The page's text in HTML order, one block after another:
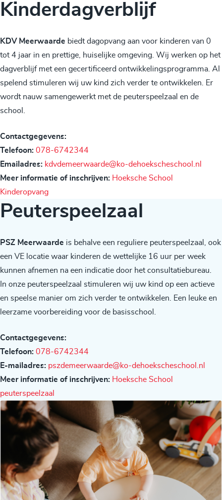
Kinderdagverblijf
KDV Meerwaarde biedt dagopvang aan voor kinderen van 0
tot 4 jaar in en prettige, huiselijke omgeving. Wij werken op het
dagverblijf met een gecertificeerd ontwikkelingsprogramma. Al
spelend stimuleren wij uw kind zich verder te ontwikkelen. Er
wordt nauw samengewerkt met de peuterspeelzaal en de
school.
Contactgegevens:
Telefoon: 078-6742344
Emailadres: kdvdemeerwaarde@ko-dehoekscheschool.nl
Meer informatie of inschrijven: Hoeksche School
Kinderopvang
Peuterspeelzaal
PSZ Meerwaarde is behalve een reguliere peuterspeelzaal, ook
een VE locatie waar kinderen de wettelijke 16 uur per week
kunnen afnemen na een indicatie door het consultatiebureau.
In onze peuterspeelzaal stimuleren wij uw kind op een actieve
en speelse manier om zich verder te ontwikkelen. Een leuke en
leerzame voorbereiding voor de basisschool.
Contactgegevens:
Telefoon: 078-6742344
E-mailadres: pszdemeerwaarde@ko-dehoekscheschool.nl
Meer informatie of inschrijven: Hoeksche School
peuterspeelzaal